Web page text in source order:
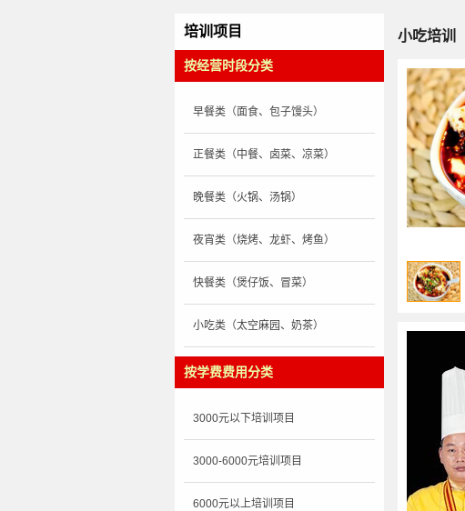
培训项目
按经营时段分类
早餐类（面食、包子馒头）
正餐类（中餐、卤菜、凉菜）
晚餐类（火锅、汤锅）
夜宵类（烧烤、龙虾、烤鱼）
快餐类（煲仔饭、冒菜）
小吃类（太空麻园、奶茶）
按学费费用分类
3000元以下培训项目
3000-6000元培训项目
6000元以上培训项目
小吃培训